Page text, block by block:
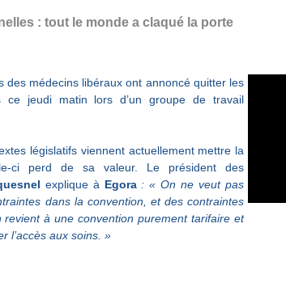
: tout le monde a claqué la porte
des médecins libéraux ont annoncé quitter les
ce jeudi matin lors d’un groupe de travail
législatifs viennent actuellement mettre la
ci perd de sa valeur. Le président des
explique à Egora : « On ne veut pas
dans la convention, et des contraintes
à une convention purement tarifaire et
l’accès aux soins. »